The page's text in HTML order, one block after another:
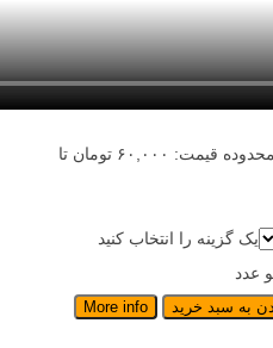
محدوده قیمت: ۶۰,۰۰۰ تومان تا
یک گزینه را انتخاب کنید
عدد
به سبد خرید More info